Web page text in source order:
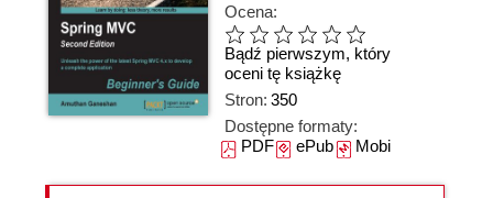
Ocena:
Bądź pierwszym, który
oceni tę książkę
Stron: 350
Dostępne formaty:
PDFePubMobi